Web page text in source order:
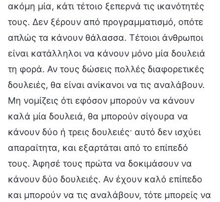
ακόμη μία, κάτι τέτοιο ξεπερνά τις ικανότητές
τους. Δεν ξέρουν από προγραμματισμό, οπότε
απλώς τα κάνουν θάλασσα. Τέτοιοι άνθρωποι
είναι κατάλληλοι να κάνουν μόνο μία δουλειά
τη φορά. Αν τους δώσεις πολλές διαφορετικές
δουλειές, θα είναι ανίκανοι να τις αναλάβουν.
Μη νομίζεις ότι εφόσον μπορούν να κάνουν
καλά μία δουλειά, θα μπορούν σίγουρα να
κάνουν δύο ή τρεις δουλειές· αυτό δεν ισχύει
απαραίτητα, και εξαρτάται από το επίπεδό
τους. Άφησέ τους πρώτα να δοκιμάσουν να
κάνουν δύο δουλειές. Αν έχουν καλό επίπεδο
και μπορούν να τις αναλάβουν, τότε μπορείς να